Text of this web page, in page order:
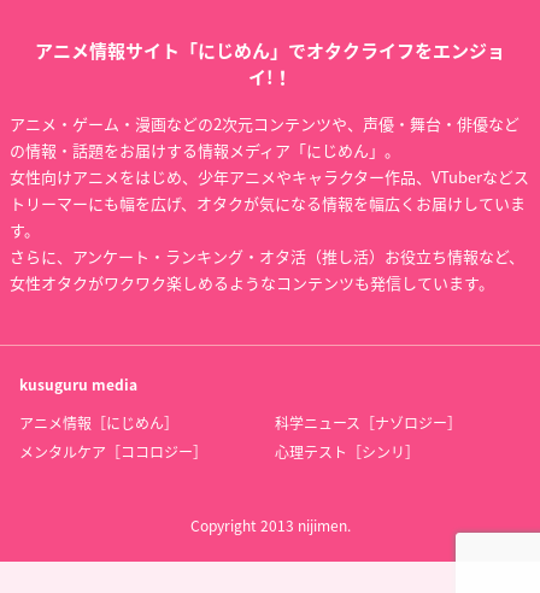
アニメ情報サイト「にじめん」でオタクライフをエンジョ
イ!！
アニメ・ゲーム・漫画などの2次元コンテンツや、声優・舞台・俳優など
の情報・話題をお届けする情報メディア「にじめん」。
女性向けアニメをはじめ、少年アニメやキャラクター作品、VTuberなどス
トリーマーにも幅を広げ、オタクが気になる情報を幅広くお届けしていま
す。
さらに、アンケート・ランキング・オタ活（推し活）お役立ち情報など、
女性オタクがワクワク楽しめるようなコンテンツも発信しています。
kusuguru media
アニメ情報［にじめん］
科学ニュース［ナゾロジー］
メンタルケア［ココロジー］
心理テスト［シンリ］
Copyright 2013 nijimen.